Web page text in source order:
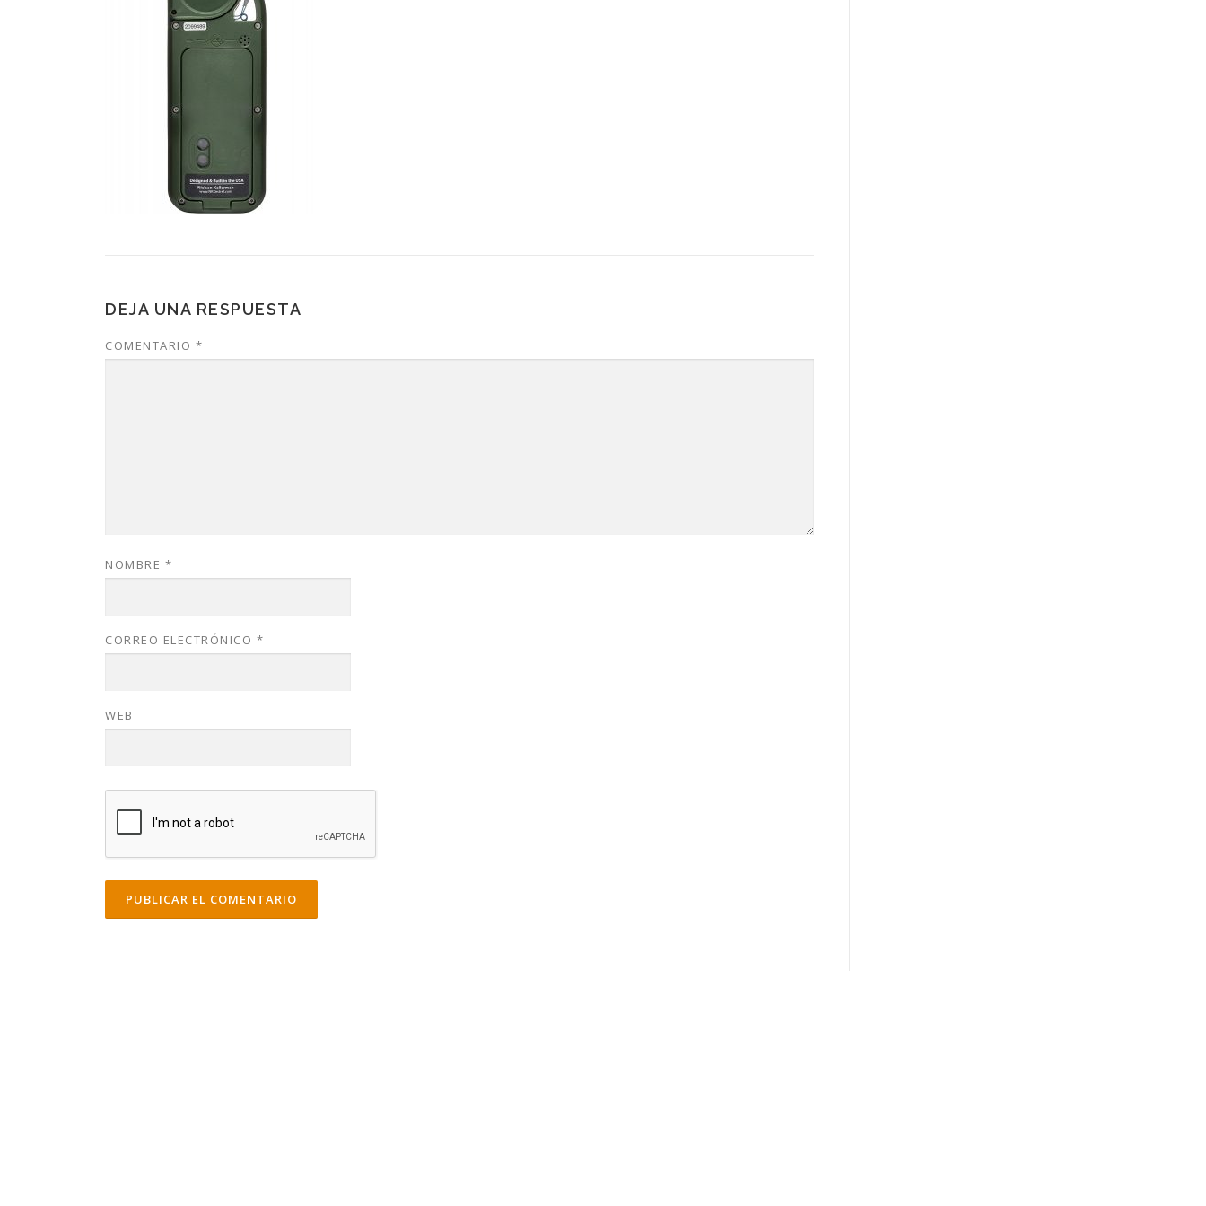
DEJA UNA RESPUESTA
COMENTARIO *
NOMBRE *
CORREO ELECTRÓNICO *
WEB